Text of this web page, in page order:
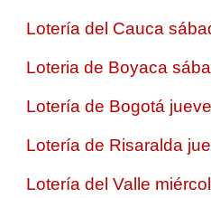
Lotería del Cauca
Loteria de Boyaca
Lotería de Bogotá
Lotería de Risaralda
Lotería del Valle